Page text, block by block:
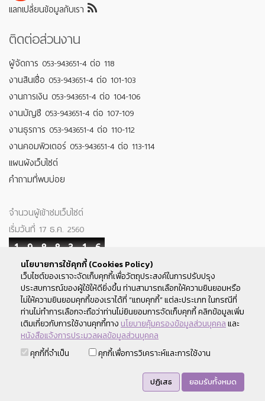
แลกเปลี่ยนข้อมูลกับเรา
ติดต่อส่วนงาน
ผู้จัดการ 053-943651-4 ต่อ 118
งานสินเชื่อ 053-943651-4 ต่อ 101-103
งานการเงิน 053-943651-4 ต่อ 104-106
งานบัญชี 053-943651-4 ต่อ 107-109
งานธุรการ 053-943651-4 ต่อ 110-112
งานคอมพิวเตอร์ 053-943651-4 ต่อ 113-114
แผนผังเว็บไซต์
คำถามที่พบบ่อย
จำนวนผู้เข้าชมเว็บไซต์
เริ่มวันที่ 17 ธ.ค. 2560
1 9 8 8 3 1 6
Your IP : 216.73.216.110
ติดตามเรา
สงวนลิขสิทธิ์ พ.ศ.2560 สหกรณ์ออมทรัพย์มหาวิทยาลัยเชียงใหม่ ©
2017 Chiang Mai University Savings and Credit Cooperative
Limited
คำแนะนำการใช้เว็บไซต์ : แสดงผลได้ดีกับ Chrome , Firefox
นโยบายการใช้คุกกี้ (Cookies Policy)
เว็บไซต์ของเราจะจัดเก็บคุกกี้เพื่อวัตถุประสงค์ในการปรับปรุง
ประสบการณ์ของผู้ใช้ให้ดียิ่งขึ้น ท่านสามารถเลือกให้ความยินยอมหรือ
ไม่ให้ความยินยอมคุกกี้ของเราได้ที่ “แถบคุกกี้” แต่ละประเภท ในกรณีที่
ท่านไม่ทำการเลือกจะถือว่าท่านไม่ยินยอมการจัดเก็บคุกกี้ คลิกข้อมูลเพิ่ม
เติมเกี่ยวกับการใช้งานคุกกี้ทาง นโยบายคุ้มครองข้อมูลส่วนบุคคลและ
หนังสือแจ้งการประมวลผลข้อมูลส่วนบุคคล
คุกกี้ที่จำเป็น
คุกกี้เพื่อการวิเคราะห์และการใช้งาน
ปฏิเสธ ยอมรับทั้งหมด